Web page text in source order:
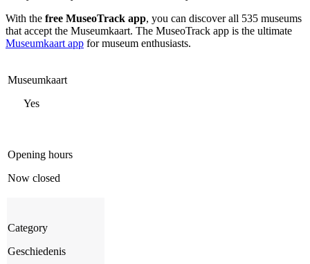
With the free MuseoTrack app, you can discover all 535 museums
that accept the Museumkaart. The MuseoTrack app is the ultimate
Museumkaart app for museum enthusiasts.
Museumkaart
Yes
Opening hours
Now closed
Category
Geschiedenis